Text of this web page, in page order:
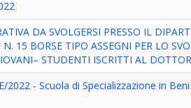
DA SVOLGERSI PRESSO IL
15 BORSE TIPO ASSEGNI PER LO
STUDENTI ISCRITTI AL
2022 - Scuola di Specializzazione in